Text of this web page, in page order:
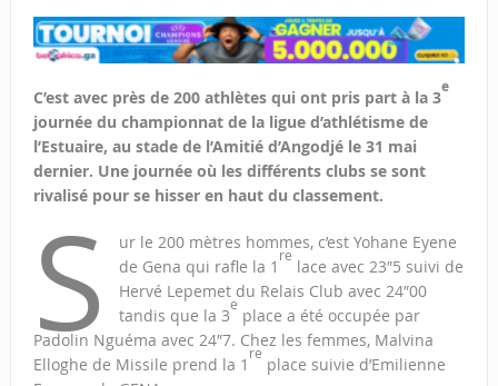
C’est avec près de 200 athlètes qui ont pris part à la 3
e
journée du championnat de la ligue d’athlétisme de
l’Estuaire, au stade de l’Amitié d’Angodjé le 31 mai
dernier. Une journée où les différents clubs se sont
rivalisé pour se hisser en haut du classement.
S
ur le 200 mètres hommes, c’est Yohane Eyene
de Gena qui rafle la 1
re
lace avec 23″5 suivi de
Hervé Lepemet du Relais Club avec 24″00
tandis que la 3
e
place a été occupée par
Padolin Nguéma avec 24″7. Chez les femmes, Malvina
Elloghe de Missile prend la 1
re
place suivie d’Emilienne